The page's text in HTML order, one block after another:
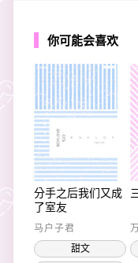
你可能会喜欢
分手之后我们又成
了室友
马户子君
甜文